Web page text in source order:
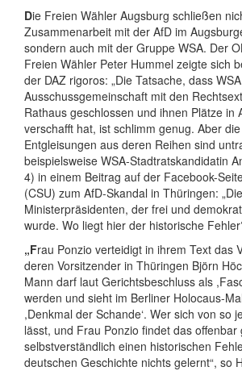
Die Freien Wähler Augsburg schließen
Zusammenarbeit mit der AfD im
sondern auch mit der Gruppe WSA. Der
Freien Wähler Peter Hummel zeigte sich
der DAZ rigoros: „Die Tatsache, dass
Ausschussgemeinschaft mit den
Rathaus geschlossen und ihnen Plätze in
verschafft hat, ist schlimm genug. Aber
Entgleisungen aus deren Reihen sind
beispielsweise WSA-Stadtratskandidatin
4) in einem Beitrag auf der Facebook-
(CSU) zum AfD-Skandal in Thüringen:
Ministerpräsidenten, der frei und
wurde. Wo liegt hier der historische
„Frau Ponzio verteidigt in ihrem Text das
deren Vorsitzender in Thüringen Björn
Mann darf laut Gerichtsbeschluss als
werden und sieht im Berliner Holocaus-
,Denkmal der Schande‘. Wer sich von so
lässt, und Frau Ponzio findet das offenbar
selbstverständlich einen historischen
deutschen Geschichte nichts gelernt“, so